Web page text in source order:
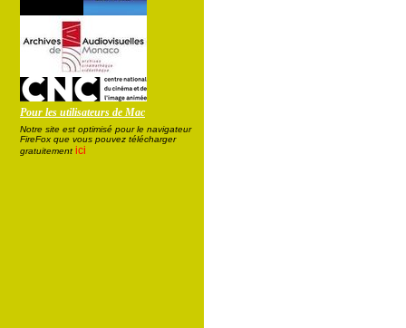
Pour les utilisateurs de Mac
Notre site est optimisé pour le navigateur
FireFox que vous pouvez télécharger
gratuitement ici